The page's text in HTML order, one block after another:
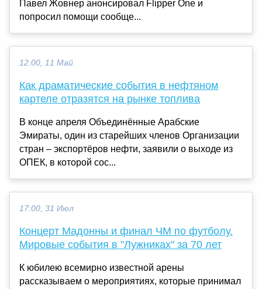
Павел Жовнер анонсировал Flipper One и
попросил помощи сообще...
12:00, 11 Май
Как драматические события в нефтяном
картеле отразятся на рынке топлива
В конце апреля Объединённые Арабские
Эмираты, один из старейших членов Организации
стран – экспортёров нефти, заявили о выходе из
ОПЕК, в которой сос...
17:00, 31 Июл
Концерт Мадонны и финал ЧМ по футболу.
Мировые события в "Лужниках" за 70 лет
К юбилею всемирно известной арены
рассказываем о мероприятиях, которые принимал